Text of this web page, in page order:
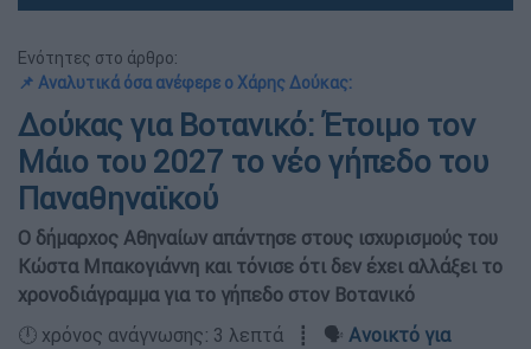
Ενότητες στο άρθρο:
📌 Αναλυτικά όσα ανέφερε ο Χάρης Δούκας:
Δούκας για Βοτανικό: Έτοιμο τον
Μάιο του 2027 το νέο γήπεδο του
Παναθηναϊκού
Ο δήμαρχος Αθηναίων απάντησε στους ισχυρισμούς του
Κώστα Μπακογιάννη και τόνισε ότι δεν έχει αλλάξει το
χρονοδιάγραμμα για το γήπεδο στον Βοτανικό
🕛 χρόνος ανάγνωσης: 3 λεπτά ┋ 🗣️ Ανοικτό για